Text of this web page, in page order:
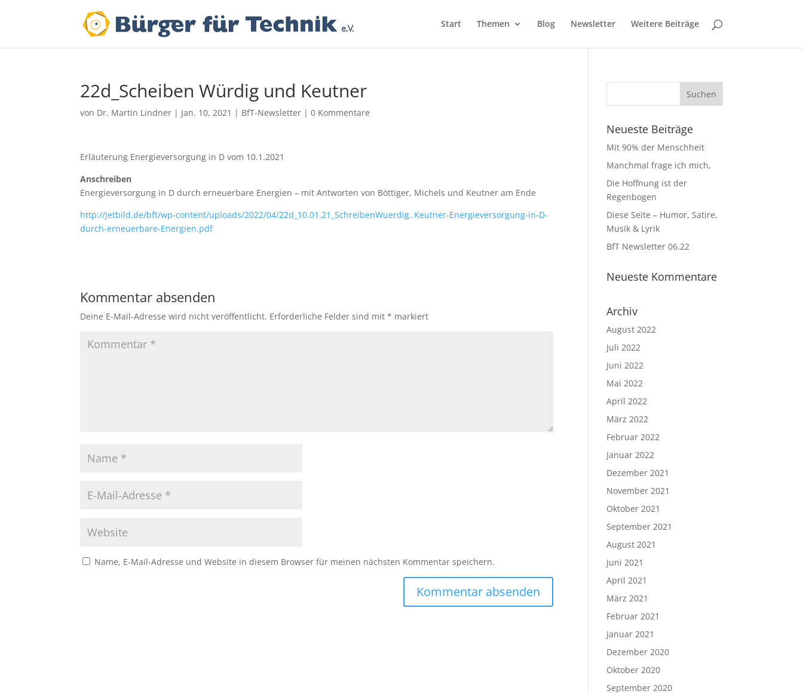
Start Themen Blog Newsletter Weitere Beiträge
22d_Scheiben Würdig und Keutner
von Dr. Martin Lindner | Jan. 10, 2021 | BfT-Newsletter |0 Kommentare
Erläuterung Energieversorgung in D vom 10.1.2021
Anschreiben
Energieversorgung in D durch erneuerbare Energien – mit Antworten von Böttiger, Michels und Keutner am Ende
http://jetbild.de/bft/wp-content/uploads/2022/04/22d_10.01.21_SchreibenWuerdig..Keutner-Energieversorgung-in-D-
durch-erneuerbare-Energien.pdf
Kommentar absenden
Deine E-Mail-Adresse wird nicht veröffentlicht. Erforderliche Felder sind mit* markiert
Name, E-Mail-Adresse und Website in diesem Browser für meinen nächsten Kommentar speichern.
Neueste Beiträge
Mit 90% der Menschheit
Manchmal frage ich mich,
Die Hoffnung ist der
Regenbogen
Diese Seite – Humor, Satire,
Musik & Lyrik
BfT Newsletter 06.22
Neueste Kommentare
Archiv
August 2022
Juli 2022
Juni 2022
Mai 2022
April 2022
März 2022
Februar 2022
Januar 2022
Dezember 2021
November 2021
Oktober 2021
September 2021
August 2021
Juni 2021
April 2021
März 2021
Februar 2021
Januar 2021
Dezember 2020
Oktober 2020
September 2020